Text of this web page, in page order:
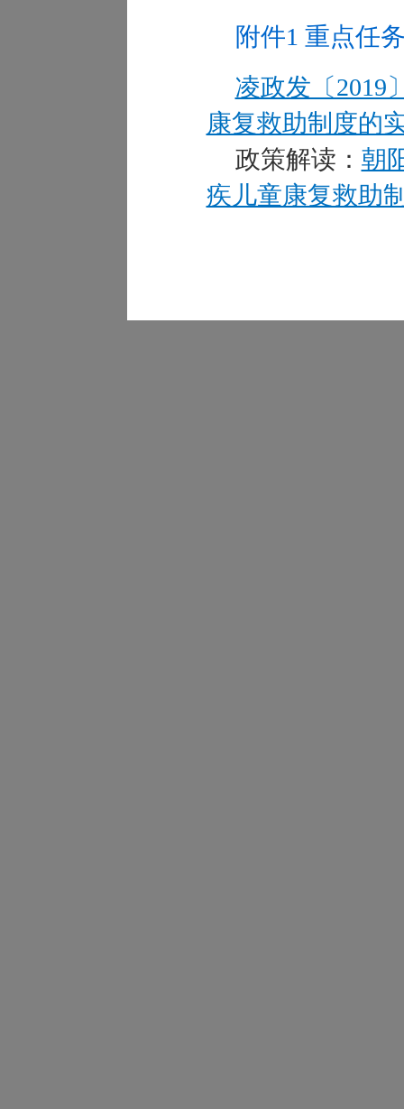
附件1 重点任
凌政发〔2019
康复救助制度的
政策解读： 朝
疾儿童康复救助